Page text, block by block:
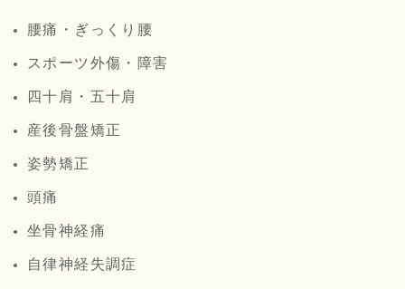
腰痛・ぎっくり腰
スポーツ外傷・障害
四十肩・五十肩
産後骨盤矯正
姿勢矯正
頭痛
坐骨神経痛
自律神経失調症